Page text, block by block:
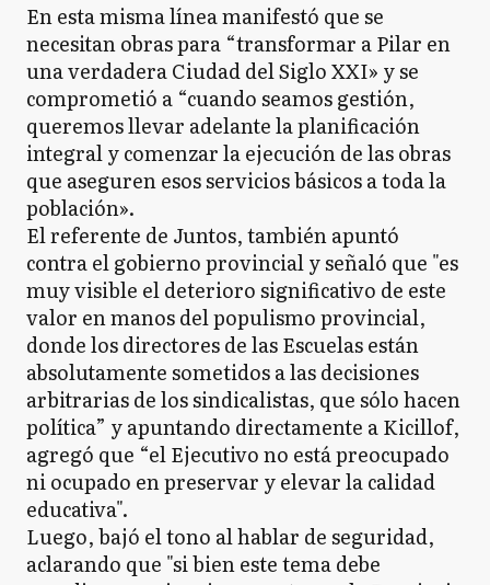
En esta misma línea manifestó que se
necesitan obras para “transformar a Pilar en
una verdadera Ciudad del Siglo XXI» y se
comprometió a “cuando seamos gestión,
queremos llevar adelante la planificación
integral y comenzar la ejecución de las obras
que aseguren esos servicios básicos a toda la
población».
El referente de Juntos, también apuntó
contra el gobierno provincial y señaló que "es
muy visible el deterioro significativo de este
valor en manos del populismo provincial,
donde los directores de las Escuelas están
absolutamente sometidos a las decisiones
arbitrarias de los sindicalistas, que sólo hacen
política” y apuntando directamente a Kicillof,
agregó que “el Ejecutivo no está preocupado
ni ocupado en preservar y elevar la calidad
educativa".
Luego, bajó el tono al hablar de seguridad,
aclarando que "si bien este tema debe